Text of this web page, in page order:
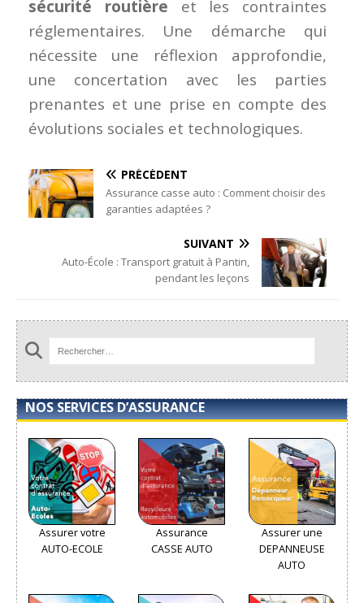
sécurité routière et les contraintes
réglementaires. Une démarche qui
nécessite une réflexion approfondie,
une concertation avec les parties
prenantes et une prise en compte des
évolutions sociales et technologiques.
PRÉCÉDENT
Assurance casse auto : Comment choisir des
garanties adaptées ?
SUIVANT
Auto-École : Transport gratuit à Pantin,
pendant les leçons
NOS SERVICES D’ASSURANCE
Assurer votre
AUTO-ECOLE
Assurance
CASSE AUTO
Assurer une
DEPANNEUSE
AUTO